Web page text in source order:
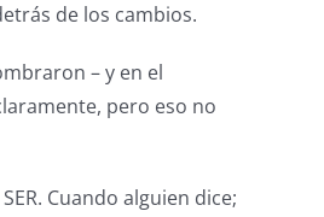
de los cambios.
– y en el
pero eso no
Cuando alguien dice;